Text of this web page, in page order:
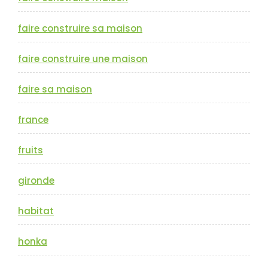
faire construire sa maison
faire construire une maison
faire sa maison
france
fruits
gironde
habitat
honka